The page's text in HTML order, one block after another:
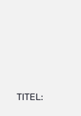
TITEL: